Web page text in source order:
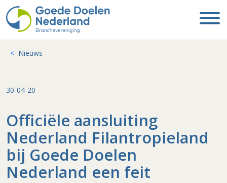
Nieuws
30-04-20
Officiële aansluiting
Nederland Filantropieland
bij Goede Doelen
Nederland een feit